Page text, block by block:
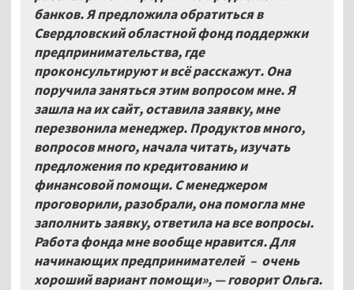
банков. Я предложила обратиться в
Свердловский областной фонд поддержки
предпринимательства, где
проконсультируют и всё расскажут. Она
поручила заняться этим вопросом мне. Я
зашла на их сайт, оставила заявку, мне
перезвонила менеджер. Продуктов много,
вопросов много, начала читать, изучать
предложения по кредитованию и
финансовой помощи. С менеджером
проговорили, разобрали, она помогла мне
заполнить заявку, ответила на все вопросы.
Работа фонда мне вообще нравится. Для
начинающих предпринимателей – очень
хороший вариант помощи», — говорит Ольга.